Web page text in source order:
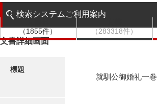
階層検索
検索システムご利用案内
検索システムの利用について
（1855件）
（283318件）
文書詳細画面
標題
就馴公御婚礼一巻